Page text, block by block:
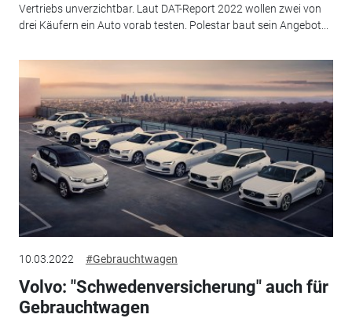
Vertriebs unverzichtbar. Laut DAT-Report 2022 wollen zwei von
drei Käufern ein Auto vorab testen. Polestar baut sein Angebot...
10.03.2022 #Gebrauchtwagen
Volvo: "Schwedenversicherung" auch für
Gebrauchtwagen